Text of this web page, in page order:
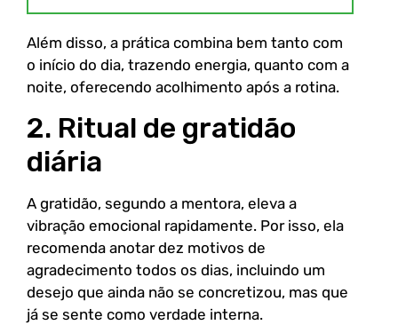
Além disso, a prática combina bem tanto com
o início do dia, trazendo energia, quanto com a
noite, oferecendo acolhimento após a rotina.
2. Ritual de gratidão
diária
A gratidão, segundo a mentora, eleva a
vibração emocional rapidamente. Por isso, ela
recomenda anotar dez motivos de
agradecimento todos os dias, incluindo um
desejo que ainda não se concretizou, mas que
já se sente como verdade interna.